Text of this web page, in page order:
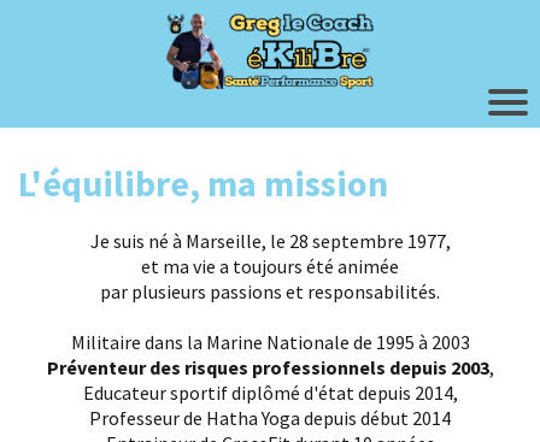
L'équilibre, ma mission
Je suis né à Marseille, le 28 septembre 1977,
et ma vie a toujours été animée
par plusieurs passions et responsabilités.
Militaire dans la Marine Nationale de 1995 à 2003
Préventeur des risques professionnels depuis 2003,
Educateur sportif diplômé d'état depuis 2014,
Professeur de Hatha Yoga depuis début 2014